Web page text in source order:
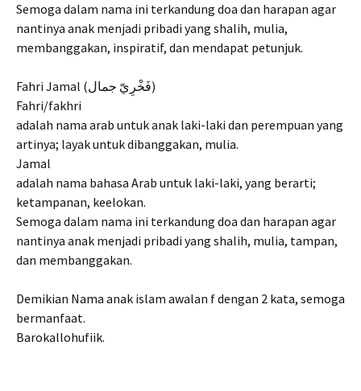
Semoga dalam nama ini terkandung doa dan harapan agar
nantinya anak menjadi pribadi yang shalih, mulia,
membanggakan, inspiratif, dan mendapat petunjuk.
Fahri Jamal (فَخْرِيّ جمال)
Fahri/fakhri
adalah nama arab untuk anak laki-laki dan perempuan yang
artinya; layak untuk dibanggakan, mulia.
Jamal
adalah nama bahasa Arab untuk laki-laki, yang berarti;
ketampanan, keelokan.
Semoga dalam nama ini terkandung doa dan harapan agar
nantinya anak menjadi pribadi yang shalih, mulia, tampan,
dan membanggakan.
Demikian Nama anak islam awalan f dengan 2 kata, semoga
bermanfaat.
Barokallohufiik.